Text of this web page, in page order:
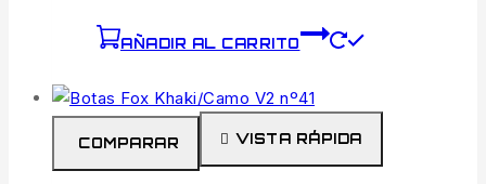
AÑADIR AL CARRITO
COMPARAR VISTA RÁPIDA